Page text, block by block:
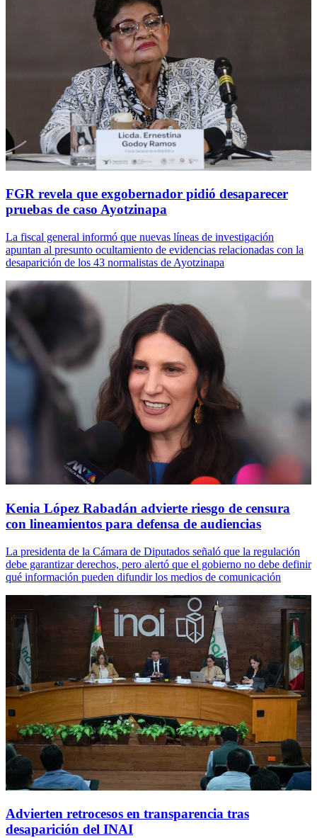
FGR revela que exgobernador pidió desaparecer
pruebas de caso Ayotzinapa
La fiscal general informó que nuevas líneas de investigación
apuntan al presunto ocultamiento de evidencias relacionadas con la
desaparición de los 43 normalistas de Ayotzinapa
Kenia López Rabadán advierte riesgo de censura
con lineamientos para defensa de audiencias
La presidenta de la Cámara de Diputados señaló que la regulación
debe garantizar derechos, pero alertó que el gobierno no debe definir
qué información pueden difundir los medios de comunicación
Advierten retrocesos en transparencia tras
desaparición del INAI